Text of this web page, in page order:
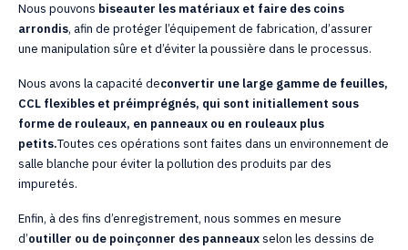
Nous pouvons biseauter les matériaux et faire des coins
arrondis, afin de protéger l’équipement de fabrication, d’assurer
une manipulation sûre et d’éviter la poussière dans le processus.
Nous avons la capacité deconvertir une large gamme de feuilles,
CCL flexibles et préimprégnés, qui sont initiallement sous
forme de rouleaux, en panneaux ou en rouleaux plus
petits.Toutes ces opérations sont faites dans un environnement de
salle blanche pour éviter la pollution des produits par des
impuretés.
Enfin, à des fins d’enregistrement, nous sommes en mesure
d’outiller ou de poinçonner des panneauxselon les dessins de